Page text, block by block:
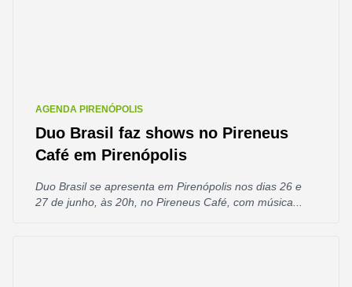
AGENDA PIRENÓPOLIS
Duo Brasil faz shows no Pireneus
Café em Pirenópolis
Duo Brasil se apresenta em Pirenópolis nos dias 26 e
27 de junho, às 20h, no Pireneus Café, com música...